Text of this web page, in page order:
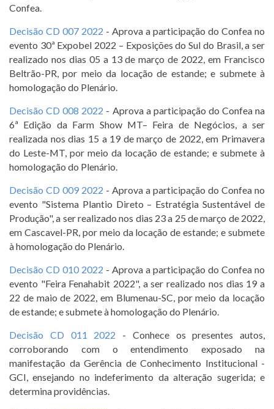
Confea.
Decisão CD 007 2022 - Aprova a participação do Confea no
evento 30ª Expobel 2022 – Exposições do Sul do Brasil, a ser
realizado nos dias 05 a 13 de março de 2022, em Francisco
Beltrão-PR, por meio da locação de estande; e submete à
homologação do Plenário.
Decisão CD 008 2022 - Aprova a participação do Confea na
6ª Edição da Farm Show MT– Feira de Negócios, a ser
realizada nos dias 15 a 19 de março de 2022, em Primavera
do Leste-MT, por meio da locação de estande; e submete à
homologação do Plenário.
Decisão CD 009 2022 - Aprova a participação do Confea no
evento "Sistema Plantio Direto – Estratégia Sustentável de
Produção", a ser realizado nos dias 23 a 25 de março de 2022,
em Cascavel-PR, por meio da locação de estande; e submete
à homologação do Plenário.
Decisão CD 010 2022 - Aprova a participação do Confea no
evento "Feira Fenahabit 2022", a ser realizado nos dias 19 a
22 de maio de 2022, em Blumenau-SC, por meio da locação
de estande; e submete à homologação do Plenário.
Decisão CD 011 2022 - Conhece os presentes autos,
corroborando com o entendimento exposado na
manifestação da Gerência de Conhecimento Institucional -
GCI, ensejando no indeferimento da alteração sugerida; e
determina providências.